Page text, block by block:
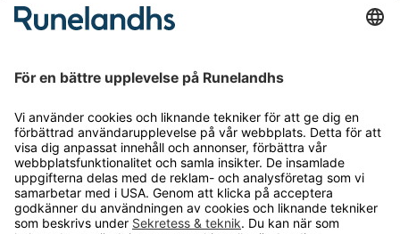
Personuppgiftshantering
OM RUNELANDHS
Om Runelandhs
Köpvillkor
Därför ska du välja oss